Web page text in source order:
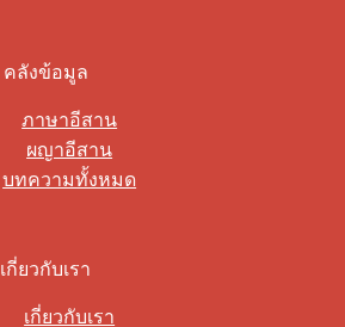
คลังข้อมูล
ภาษาอีสาน
ผญาอีสาน
บทความทั้งหมด
เกี่ยวกับเรา
เกี่ยวกับเรา